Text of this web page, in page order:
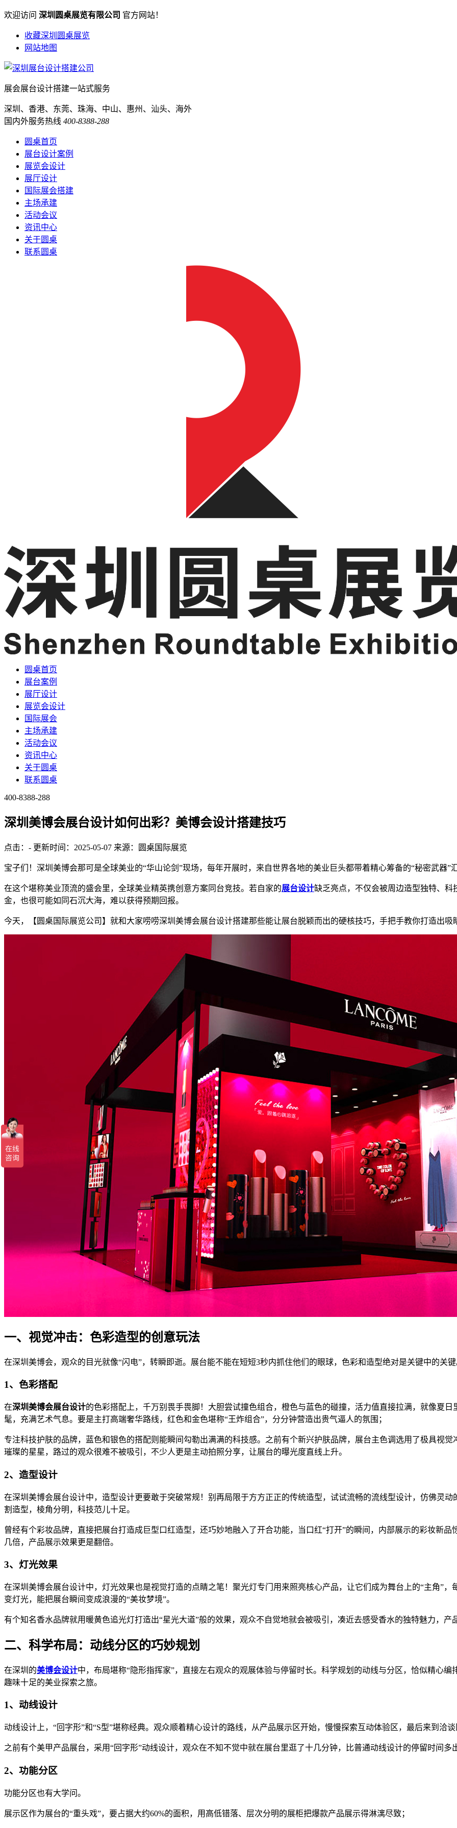
欢迎访问 深圳圆桌展览有限公司 官方网站！
收藏深圳圆桌展览
网站地图
展会展台设计搭建一站式服务
深圳、香港、东莞、珠海、中山、惠州、汕头、海外
国内外服务热线 400-8388-288
圆桌首页
展台设计案例
展览会设计
展厅设计
国际展会搭建
主场承建
活动会议
资讯中心
关于圆桌
联系圆桌
圆桌首页
展台案例
展厅设计
展览会设计
国际展会
主场承建
活动会议
资讯中心
关于圆桌
联系圆桌
400-8388-288
深圳美博会展台设计如何出彩？美博会设计搭建技巧
点击： - 更新时间：2025-05-07 来源：圆桌国际展览
宝子们！深圳美博会那可是全球美业的“华山论剑”现场，每年开展时，来自世界各地的美业巨头都带着精心筹备的“秘密武器”
在这个堪称美业顶流的盛会里，全球美业精英携创意方案同台竞技。若自家的展台设计缺乏亮点，不仅会被周边造型独特、科
金，也很可能如同石沉大海，难以获得预期回报。
今天，【圆桌国际展览公司】就和大家唠唠深圳美博会展台设计搭建那些能让展台脱颖而出的硬核技巧，手把手教你打造出吸
一、视觉冲击：色彩造型的创意玩法
在深圳美博会，观众的目光就像“闪电”，转瞬即逝。展台能不能在短短3秒内抓住他们的眼球，色彩和造型绝对是关键中的关
1、色彩搭配
在深圳美博会展台设计的色彩搭配上，千万别畏手畏脚！大胆尝试撞色组合，橙色与蓝色的碰撞，活力值直接拉满，就像夏
髦，充满艺术气息。要是主打高端奢华路线，红色和金色堪称“王炸组合”，分分钟营造出贵气逼人的氛围；
专注科技护肤的品牌，蓝色和银色的搭配则能瞬间勾勒出满满的科技感。之前有个新兴护肤品牌，展台主色调选用了极具视
璀璨的星星，路过的观众很难不被吸引，不少人更是主动拍照分享，让展台的曝光度直线上升。
2、造型设计
在深圳美博会展台设计中，造型设计更要敢于突破常规！别再局限于方方正正的传统造型，试试流畅的流线型设计，仿佛灵
割造型，棱角分明，科技范儿十足。
曾经有个彩妆品牌，直接把展台打造成巨型口红造型，还巧妙地融入了开合功能，当口红“打开”的瞬间，内部展示的彩妆新
几倍，产品展示效果更是翻倍。
3、灯光效果
在深圳美博会展台设计中，灯光效果也是视觉打造的点睛之笔！聚光灯专门用来照亮核心产品，让它们成为舞台上的“主角”
变灯光，能把展台瞬间变成浪漫的“美妆梦境”。
有个知名香水品牌就用暖黄色追光灯打造出“星光大道”般的效果，观众不自觉地就会被吸引，凑近去感受香水的独特魅力，产
二、科学布局：动线分区的巧妙规划
在深圳的美博会设计中，布局堪称“隐形指挥家”，直接左右观众的观展体验与停留时长。科学规划的动线与分区，恰似精心
趣味十足的美业探索之旅。
1、动线设计
动线设计上，“回字形”和“S型”堪称经典。观众顺着精心设计的路线，从产品展示区开始，慢慢探索互动体验区，最后来到洽
之前有个美甲产品展台，采用“回字形”动线设计，观众在不知不觉中就在展台里逛了十几分钟，比普通动线设计的停留时间
2、功能分区
功能分区也有大学问。
展示区作为展台的“重头戏”，要占据大约60%的面积，用高低错落、层次分明的展柜把爆款产品展示得淋漓尽致；